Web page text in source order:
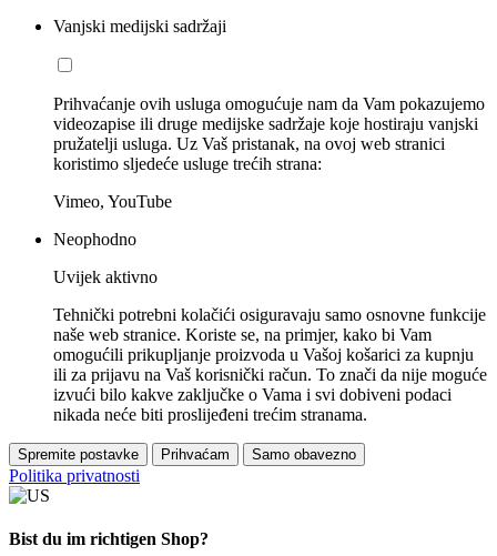
Vanjski medijski sadržaji
Prihvaćanje ovih usluga omogućuje nam da Vam pokazujemo
videozapise ili druge medijske sadržaje koje hostiraju vanjski
pružatelji usluga. Uz Vaš pristanak, na ovoj web stranici
koristimo sljedeće usluge trećih strana:
Vimeo, YouTube
Neophodno
Uvijek aktivno
Tehnički potrebni kolačići osiguravaju samo osnovne funkcije
naše web stranice. Koriste se, na primjer, kako bi Vam
omogućili prikupljanje proizvoda u Vašoj košarici za kupnju
ili za prijavu na Vaš korisnički račun. To znači da nije moguće
izvući bilo kakve zaključke o Vama i svi dobiveni podaci
nikada neće biti proslijeđeni trećim stranama.
Spremite postavke Prihvaćam Samo obavezno
Politika privatnosti
Bist du im richtigen Shop?